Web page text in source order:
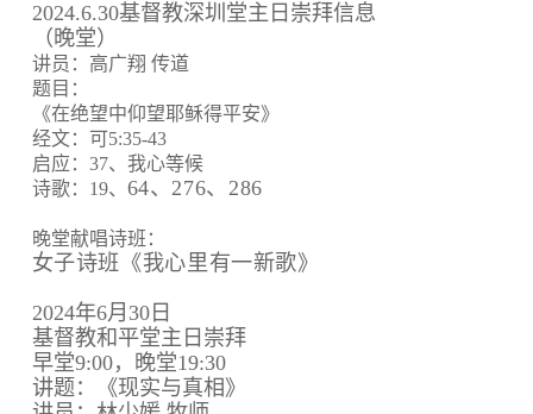
2024.6.30基督教深圳堂主日崇拜信息
（晚堂）
讲员：高广翔 传道
题目：
《在绝望中仰望耶稣得平安》
经文：可5:35-43
启应：37、我心等候
诗歌：19、 64、276、 286
晚堂献唱诗班：
女子诗班《我心里有一新歌》
2024年6月30日
基督教和平堂主日崇拜
早堂9:00，晚堂19:30
讲题：《现实与真相》